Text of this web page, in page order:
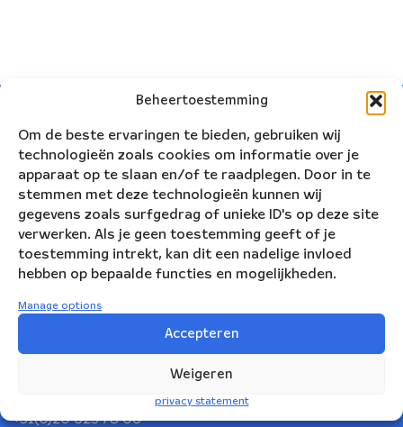
Beheertoestemming
Om de beste ervaringen te bieden, gebruiken wij
technologieën zoals cookies om informatie over je
apparaat op te slaan en/of te raadplegen. Door in te
stemmen met deze technologieën kunnen wij
gegevens zoals surfgedrag of unieke ID's op deze site
verwerken. Als je geen toestemming geeft of je
toestemming intrekt, kan dit een nadelige invloed
hebben op bepaalde functies en mogelijkheden.
Manage options
Accepteren
Weigeren
privacy statement
Nederlandse Blazers Ensemble
+31(0)20 623 78 06